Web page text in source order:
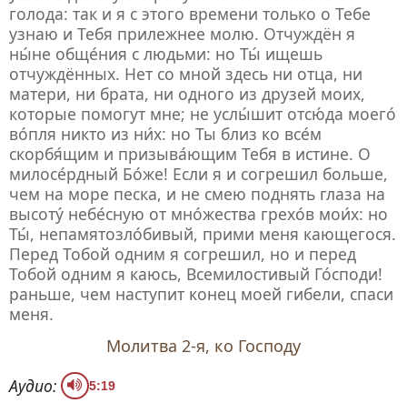
голода: так и я с этого времени только о Тебе
узнаю и Тебя прилежнее молю. Отчуждён я
ны́не обще́ния с людьми: но Ты́ ищешь
отчуждённых. Нет со мной здесь ни отца, ни
матери, ни брата, ни одного из друзей моих,
которые помогут мне; не услы́шит отсю́да моего́
во́пля никто из ни́х: но Ты близ ко все́м
скорбя́щим и призыва́ющим Тебя в истине. О
милосе́рдный Бо́же! Если я и согрешил больше,
чем на море песка, и не смею поднять глаза на
высоту́ небе́сную от мно́жества грехо́в мои́х: но
Ты́, непамятозло́бивый, прими меня кающегося.
Перед Тобой одним я согрешил, но и перед
Тобой одним я каюсь, Всемилостивый Го́споди!
раньше, чем наступит конец моей гибели, спаси
меня.
Молитва 2-я, ко Господу
Аудио:
5:19